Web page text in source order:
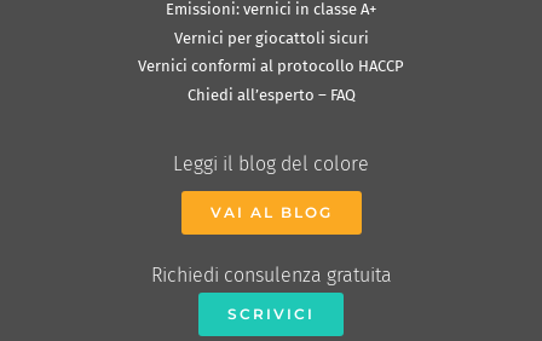
Emissioni: vernici in classe A+
Vernici per giocattoli sicuri
Vernici conformi al protocollo HACCP
Chiedi all’esperto – FAQ
Leggi il blog del colore
VAI AL BLOG
Richiedi consulenza gratuita
SCRIVICI